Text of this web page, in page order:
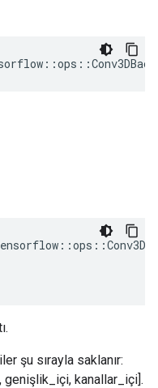
şu sırayla saklanır:
kanallar_içi].